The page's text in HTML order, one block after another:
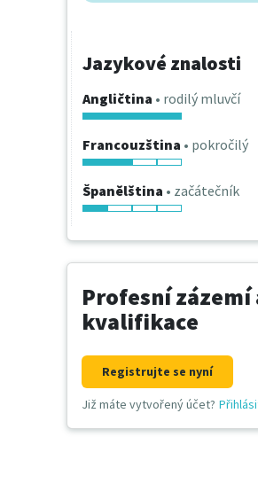
Jazykové znalosti
Angličtina • rodilý mluvčí
Francouzština • pokročilý
Španělština • začátečník
Profesní zázemí
kvalifikace
Registrujte se nyní
Již máte vytvořený účet?